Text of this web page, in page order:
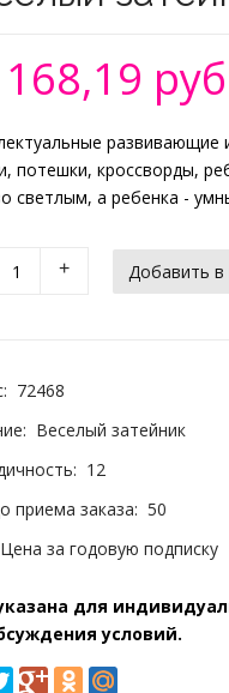
руб
развивающие
потешки, кроссворды,
светлым, а ребенка -
+
72468
Веселый затейник
12
приема заказа: 50
Цена за годовую подписку
для
условий.